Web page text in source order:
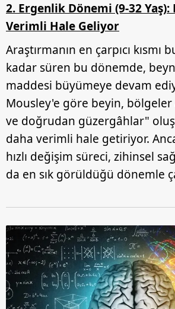
2. Ergenlik Dönemi (9-32
Verimli Hale Geliyor
Araştırmanın en çarpıcı kısmı
kadar süren bu dönemde,
maddesi büyümeye devam
Mousley'e göre beyin, bölgeler
ve doğrudan güzergâhlar"
daha verimli hale getiriyor.
hızlı değişim süreci, zihinsel
da en sık görüldüğü dönemle